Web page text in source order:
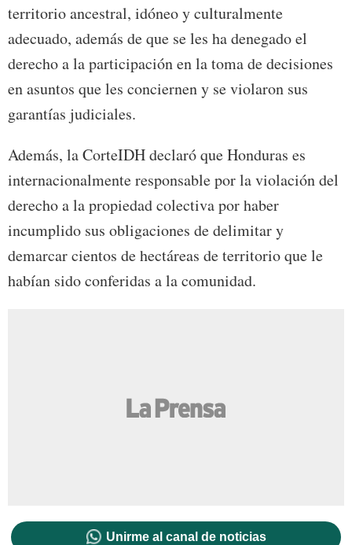
territorio ancestral, idóneo y culturalmente
adecuado, además de que se les ha denegado el
derecho a la participación en la toma de decisiones
en asuntos que les conciernen y se violaron sus
garantías judiciales.
Además, la CorteIDH declaró que Honduras es
internacionalmente responsable por la violación del
derecho a la propiedad colectiva por haber
incumplido sus obligaciones de delimitar y
demarcar cientos de hectáreas de territorio que le
habían sido conferidas a la comunidad.
Unirme al canal de noticias